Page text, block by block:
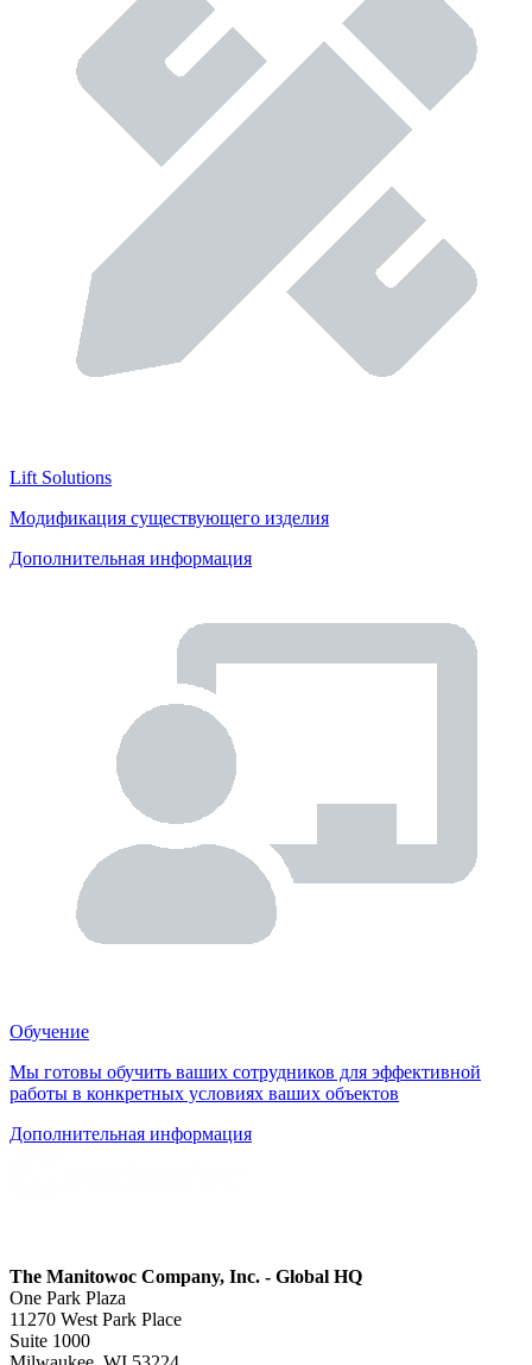
Lift Solutions
Модификация существующего изделия
Дополнительная информация
Обучение
Мы готовы обучить ваших сотрудников для эффективной
работы в конкретных условиях ваших объектов
Дополнительная информация
The Manitowoc Company, Inc. - Global HQ
One Park Plaza
11270 West Park Place
Suite 1000